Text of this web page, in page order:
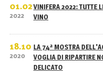
01.02
2022
VINIFERA 2022: TUTTE
VINO
18.10
2020
LA 74ª MOSTRA
VOGLIA DI RIPARTIRE
DELICATO